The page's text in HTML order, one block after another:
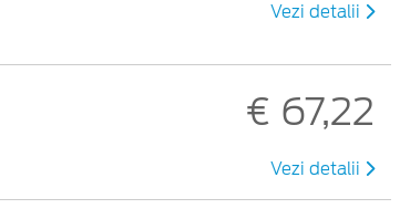
Vezi detalii
€ 67,22
Vezi detalii